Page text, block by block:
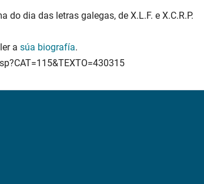
dia das letras galegas, de X.L.F. e X.C.R.P.
a súa biografía.